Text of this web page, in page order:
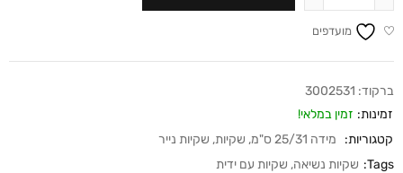
מועדפים
ברקוד: 3002531
זמינות: זמין במלאי!
קטגוריות:
מידה 25/31 ס"מ , שקיות, שקיות נייר
Tags: שקיות נשיאה, שקיות עם ידית